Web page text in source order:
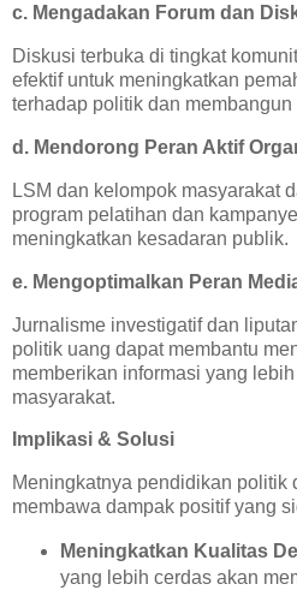
c. Mengadakan Forum dan
Diskusi terbuka di tingkat
efektif untuk meningkatkan
terhadap politik dan
d. Mendorong Peran Aktif
LSM dan kelompok masyarakat
program pelatihan dan
meningkatkan kesadaran publik.
e. Mengoptimalkan Peran
Jurnalisme investigatif dan
politik uang dapat membantu
memberikan informasi yang
masyarakat.
Implikasi & Solusi
Meningkatnya pendidikan politik
membawa dampak positif yang
Meningkatkan Kualitas
yang lebih cerdas akan